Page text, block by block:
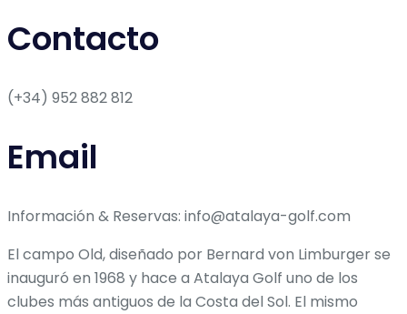
Contacto
(+34) 952 882 812
Email
Información & Reservas: info@atalaya-golf.com
El campo Old, diseñado por Bernard von Limburger se
inauguró en 1968 y hace a Atalaya Golf uno de los
clubes más antiguos de la Costa del Sol. El mismo